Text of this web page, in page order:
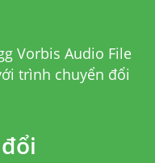
Vorbis Audio File
trình chuyển đổi